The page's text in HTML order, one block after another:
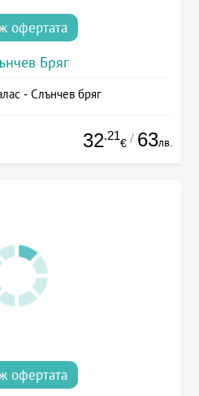
офертата
Бряг
- Слънчев бряг
32.21
€ / 63лв.
офертата